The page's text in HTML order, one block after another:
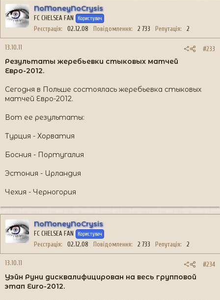
NoMoneyNoCrysis
FC CHELSEA FAN Користувач
Реєстрація 02.12.08 Повідомлення 2 733 Репутація 2
13.10.11 #233
Результаты жеребьевки стыковых матчей
Евро-2012.
Сегодня в Польше состоялась жеребьевка стыковых
матчей Евро-2012.
Вот ее результаты:
Турция - Хорватия
Босния - Португалия
Эстония - Ирландия
Чехия - Черногория
NoMoneyNoCrysis
FC CHELSEA FAN Користувач
Реєстрація 02.12.08 Повідомлення 2 733 Репутація 2
13.10.11 #234
Уэйн Руни дисквалифицирован на весь групповой
этап Euro-2012.